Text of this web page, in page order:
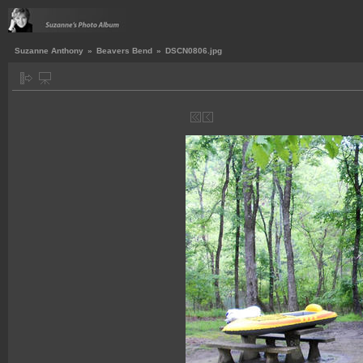
Suzanne Anthony » Beavers Bend » DSCN0806.jpg